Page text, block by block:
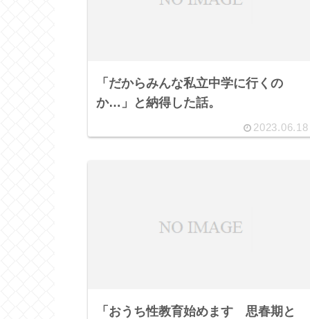
「だからみんな私立中学に行くの
か…」と納得した話。
2023.06.18
「おうち性教育始めます 思春期と